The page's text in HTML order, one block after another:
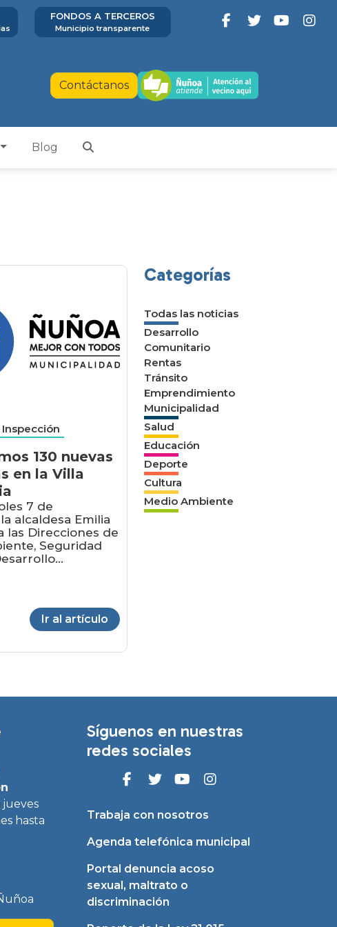
FONDOS A TERCEROS
Municipio transparente
Contáctanos
Blog
130 nuevas
en la Villa
7 de
alcaldesa Emilia
las Direcciones de
Seguridad
Ir al artículo
Categorías
Todas las noticias
Desarrollo
Comunitario
Rentas
Tránsito
Emprendimiento
Municipalidad
Salud
Educación
Deporte
Cultura
Medio Ambiente
jueves
hasta
Síguenos en nuestras
redes sociales
Trabaja con nosotros
Agenda telefónica municipal
Portal denuncia acoso
sexual, maltrato o
discriminación